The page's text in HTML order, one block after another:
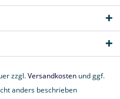
zzgl.Versandkosten und ggf.
anders beschrieben